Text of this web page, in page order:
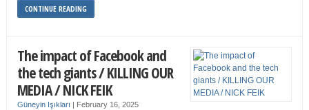
CONTINUE READING
The impact of Facebook and
the tech giants / KILLING OUR
MEDIA / NICK FEIK
Güneyin Işıkları | February 16, 2025